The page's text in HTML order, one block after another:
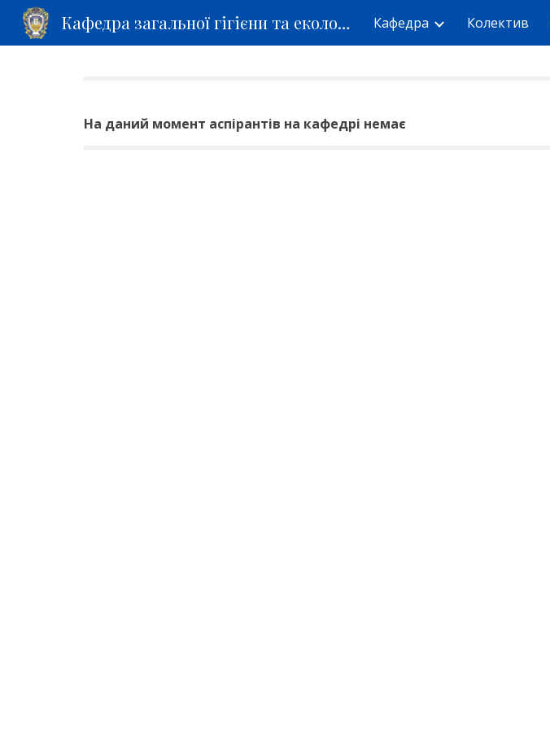
Skip to main content
Кафедра загальної гігієни та екології Кафедра Колектив
На даний момент аспірантів на кафедрі немає